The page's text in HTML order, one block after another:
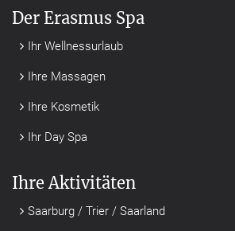
Der Erasmus Spa
Ihr Wellnessurlaub
Ihre Massagen
Ihre Kosmetik
Ihr Day Spa
Ihre Aktivitäten
Saarburg / Trier / Saarland